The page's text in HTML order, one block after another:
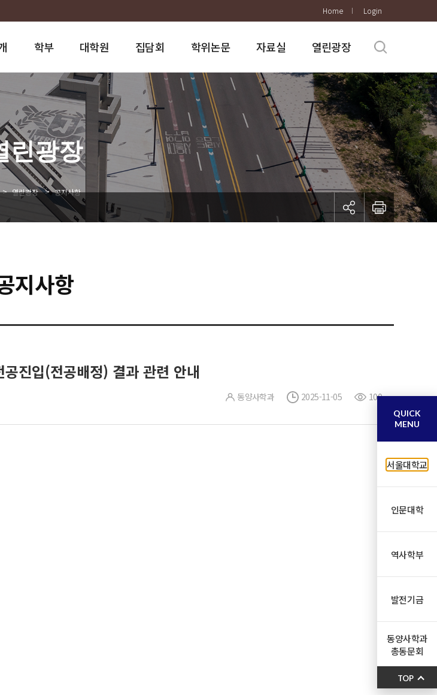
Home Login
학부 대학원 집담회 학위논문 자료실 열린광장
린광장
> 열린광장 > 공지사항
지사항
진입(전공배정) 결과 관련 안내
동양사학과 2025-11-05 100
QUICK
MENU
서울대학교
인문대학
역사학부
발전기금
동양사학과
총동문회
TOP